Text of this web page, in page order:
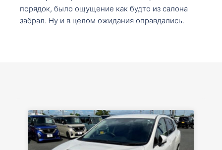
порядок, было ощущение как будто из салона
забрал. Ну и в целом ожидания оправдались.